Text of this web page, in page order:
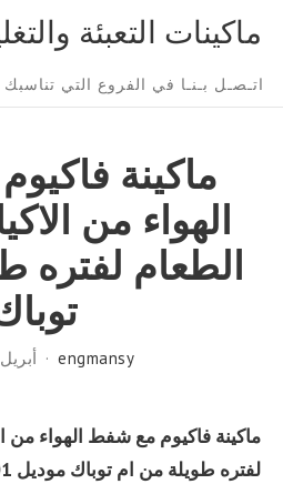
content
ماكينات التعبئة
Site
Navigation
اتـصـل بـنـا في الفروع التي تناسبك
ماكينة
الهواء من
الطعام لفتره
engmansy أبريل 25, 2019
ماكينة فاكيوم مع شفط الهواء
لفتره طويلة من ام توباك موديل 601 ماركة مهندس منسي